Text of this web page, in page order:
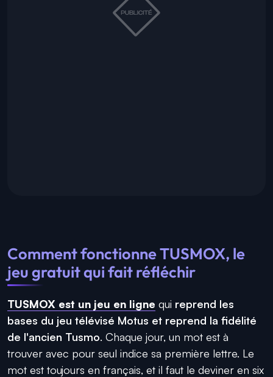
Comment fonctionne TUSMOX, le
jeu gratuit qui fait réfléchir
TUSMOX est un jeu en ligne qui reprend les
bases du jeu télévisé Motus et reprend la fidélité
de l'ancien Tusmo. Chaque jour, un mot est à
trouver avec pour seul indice sa première lettre. Le
mot est toujours en français, et il faut le deviner en six